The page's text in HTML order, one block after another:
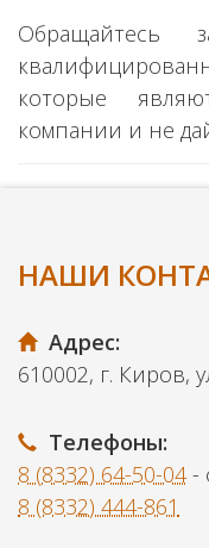
которые
компании и не
НАШИ
Адрес:
610002, г. Киров,
Телефоны:
8 (8332) 64-50-04-
8 (8332) 444-861